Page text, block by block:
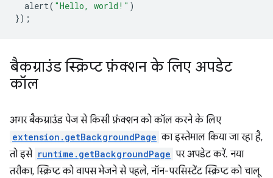
alert( "Hello, world!" )
});
बैकग्राउंड स्क्रिप्ट फ़ंक्शन के लिए अपडेट
कॉल
अगर बैकग्राउंड पेज से किसी फ़ंक्शन को कॉल करने के लिए
extension.getBackgroundPage का इस्तेमाल किया जा रहा है,
तो इसे runtime.getBackgroundPage पर अपडेट करें. नया
तरीका, स्क्रिप्ट को वापस भेजने से पहले, नॉन-परसिस्टेंट स्क्रिप्ट को चालू